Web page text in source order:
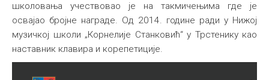
школовања учествовао је на такмичењима где је
освајао бројне награде. Од 2014. године ради у Нижој
музичкој школи „Корнелије Станковић“ у Трстенику као
наставник клавира и корепетиције.